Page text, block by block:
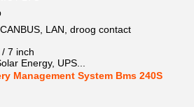
LAN, droog contact
7 inch
Energy, UPS...
Management System Bms 240S